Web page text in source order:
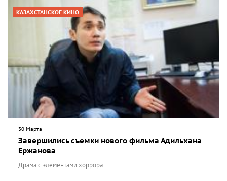
КАЗАХСТАНСКОЕ КИНО
30 Марта
Завершились съемки нового фильма Адильхана
Ержанова
Драма с элементами хоррора